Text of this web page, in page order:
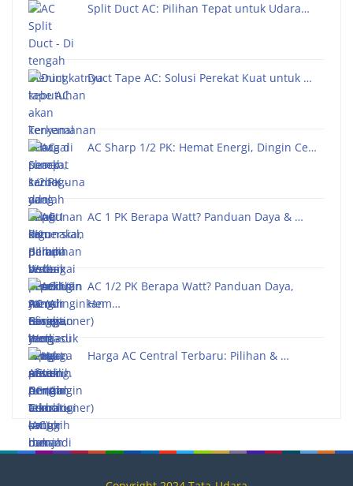
Split Duct AC: Pilihan Tepat untuk Udara…
Duct Tape AC: Solusi Perekat Kuat untuk …
AC Sharp 1/2 PK: Hemat Energi, Dingin Ce…
AC 1 PK Berapa Watt? Panduan Daya & …
AC 1/2 PK Berapa Watt? Panduan Daya,
Hem…
Harga AC Central Terbaru: Pilihan & …